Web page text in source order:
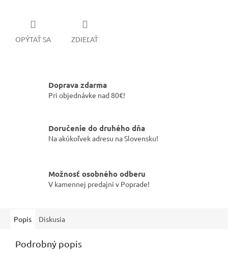
OPÝTAŤ SA ZDIEĽAŤ
Doprava zdarma
Pri objednávke nad 80€!
Doručenie do druhého dňa
Na akúkoľvek adresu na Slovensku!
Možnosť osobného odberu
V kamennej predajni v Poprade!
Popis Diskusia
Podrobný popis